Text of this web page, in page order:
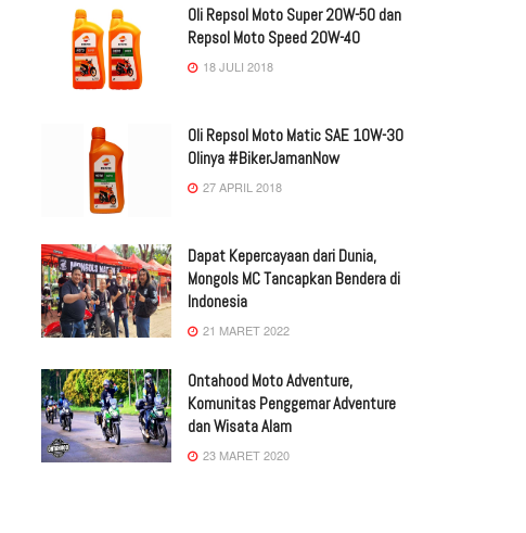
Oli Repsol Moto Super 20W-50 dan
Repsol Moto Speed 20W-40
18 JULI 2018
Oli Repsol Moto Matic SAE 10W-30
Olinya #BikerJamanNow
27 APRIL 2018
Dapat Kepercayaan dari Dunia,
Mongols MC Tancapkan Bendera di
Indonesia
21 MARET 2022
Ontahood Moto Adventure,
Komunitas Penggemar Adventure
dan Wisata Alam
23 MARET 2020